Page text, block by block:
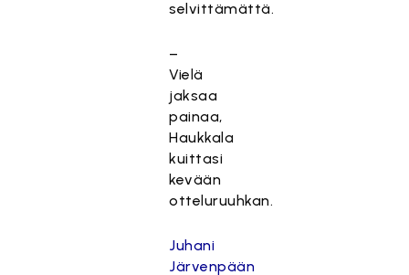
selvittämättä.
–
Vielä
jaksaa
painaa,
Haukkala
kuittasi
kevään
otteluruuhkan.
Juhani
Järvenpään
e
t
t
y
,
k
o
k